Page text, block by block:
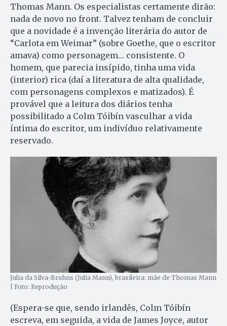
Thomas Mann. Os especialistas certamente dirão:
nada de novo no front. Talvez tenham de concluir
que a novidade é a invenção literária do autor de
“Carlota em Weimar” (sobre Goethe, que o escritor
amava) como personagem… consistente. O
homem, que parecia insípido, tinha uma vida
(interior) rica (daí a literatura de alta qualidade,
com personagens complexos e matizados). É
provável que a leitura dos diários tenha
possibilitado a Colm Tóibín vasculhar a vida
íntima do escritor, um indivíduo relativamente
reservado.
Julia da Silva-Bruhns (Julia Mann), brasileira: mãe de Thomas Mann
| Foto: Reprodução
(Espera-se que, sendo irlandês, Colm Tóibín
escreva, em seguida, a vida de James Joyce, autor